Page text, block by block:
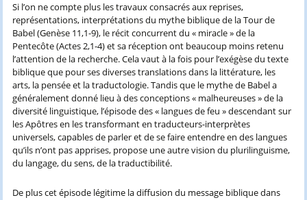
Si l’on ne compte plus les travaux consacrés aux reprises,
représentations, interprétations du mythe biblique de la Tour de
Babel (Genèse 11,1-9), le récit concurrent du « miracle » de la
Pentecôte (Actes 2,1-4) et sa réception ont beaucoup moins retenu
l’attention de la recherche. Cela vaut à la fois pour l’exégèse du texte
biblique que pour ses diverses translations dans la littérature, les
arts, la pensée et la traductologie. Tandis que le mythe de Babel a
généralement donné lieu à des conceptions « malheureuses » de la
diversité linguistique, l’épisode des « langues de feu » descendant sur
les Apôtres en les transformant en traducteurs-interprètes
universels, capables de parler et de se faire entendre en des langues
qu’ils n’ont pas apprises, propose une autre vision du plurilinguisme,
du langage, du sens, de la traductibilité.
De plus cet épisode légitime la diffusion du message biblique dans